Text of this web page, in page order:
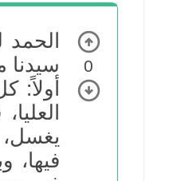
0
سيدنا
أولاً:
يغسل،
فيها،